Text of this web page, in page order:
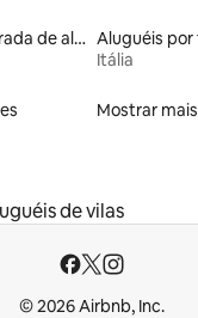
Aluguel por temporada de alojamentos ecológicos
Itália
Mostrar mais
de vilas
© 2026 Airbnb, Inc.